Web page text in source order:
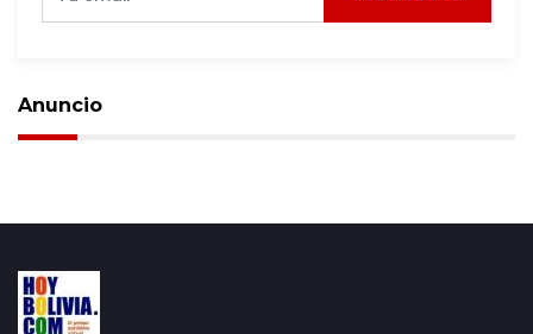
Anuncio